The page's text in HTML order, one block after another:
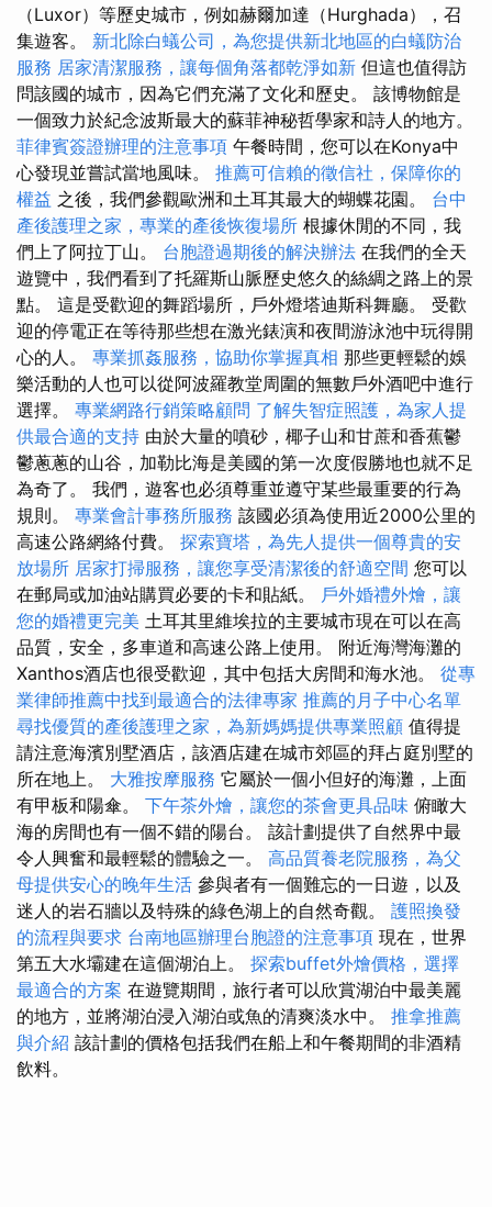
（Luxor）等歷史城市，例如赫爾加達（Hurghada），召
集遊客。 新北除白蟻公司，為您提供新北地區的白蟻防治
服務 居家清潔服務，讓每個角落都乾淨如新 但這也值得訪
問該國的城市，因為它們充滿了文化和歷史。 該博物館是
一個致力於紀念波斯最大的蘇菲神秘哲學家和詩人的地方。
菲律賓簽證辦理的注意事項 午餐時間，您可以在Konya中
心發現並嘗試當地風味。 推薦可信賴的徵信社，保障你的
權益 之後，我們參觀歐洲和土耳其最大的蝴蝶花園。 台中
產後護理之家，專業的產後恢復場所 根據休閒的不同，我
們上了阿拉丁山。 台胞證過期後的解決辦法 在我們的全天
遊覽中，我們看到了托羅斯山脈歷史悠久的絲綢之路上的景
點。 這是受歡迎的舞蹈場所，戶外燈塔迪斯科舞廳。 受歡
迎的停電正在等待那些想在激光錶演和夜間游泳池中玩得開
心的人。 專業抓姦服務，協助你掌握真相 那些更輕鬆的娛
樂活動的人也可以從阿波羅教堂周圍的無數戶外酒吧中進行
選擇。 專業網路行銷策略顧問 了解失智症照護，為家人提
供最合適的支持 由於大量的噴砂，椰子山和甘蔗和香蕉鬱
鬱蔥蔥的山谷，加勒比海是美國的第一次度假勝地也就不足
為奇了。 我們，遊客也必須尊重並遵守某些最重要的行為
規則。 專業會計事務所服務 該國必須為使用近2000公里的
高速公路網絡付費。 探索寶塔，為先人提供一個尊貴的安
放場所 居家打掃服務，讓您享受清潔後的舒適空間 您可以
在郵局或加油站購買必要的卡和貼紙。 戶外婚禮外燴，讓
您的婚禮更完美 土耳其里維埃拉的主要城市現在可以在高
品質，安全，多車道和高速公路上使用。 附近海灣海灘的
Xanthos酒店也很受歡迎，其中包括大房間和海水池。 從專
業律師推薦中找到最適合的法律專家 推薦的月子中心名單
尋找優質的產後護理之家，為新媽媽提供專業照顧 值得提
請注意海濱別墅酒店，該酒店建在城市郊區的拜占庭別墅的
所在地上。 大雅按摩服務 它屬於一個小但好的海灘，上面
有甲板和陽傘。 下午茶外燴，讓您的茶會更具品味 俯瞰大
海的房間也有一個不錯的陽台。 該計劃提供了自然界中最
令人興奮和最輕鬆的體驗之一。 高品質養老院服務，為父
母提供安心的晚年生活 參與者有一個難忘的一日遊，以及
迷人的岩石牆以及特殊的綠色湖上的自然奇觀。 護照換發
的流程與要求 台南地區辦理台胞證的注意事項 現在，世界
第五大水壩建在這個湖泊上。 探索buffet外燴價格，選擇
最適合的方案 在遊覽期間，旅行者可以欣賞湖泊中最美麗
的地方，並將湖泊浸入湖泊或魚的清爽淡水中。 推拿推薦
與介紹 該計劃的價格包括我們在船上和午餐期間的非酒精
飲料。